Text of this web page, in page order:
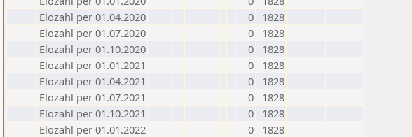
Elozahl per 01.04.2020
0
1828
Elozahl per 01.07.2020
0
1828
Elozahl per 01.10.2020
0
1828
Elozahl per 01.01.2021
0
1828
Elozahl per 01.04.2021
0
1828
Elozahl per 01.07.2021
0
1828
Elozahl per 01.10.2021
0
1828
Elozahl per 01.01.2022
0
1828